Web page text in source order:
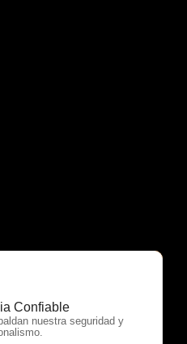
Confiable
nuestra seguridad y